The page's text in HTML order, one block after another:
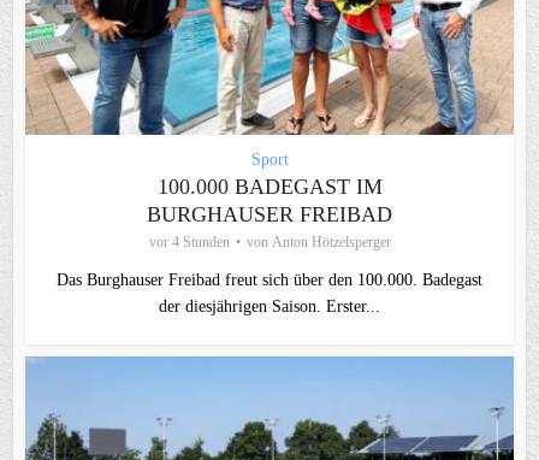
Sport
100.000 BADEGAST IM
BURGHAUSER FREIBAD
vor 4 Stunden von Anton Hötzelsperger
Das Burghauser Freibad freut sich über den 100.000. Badegast
der diesjährigen Saison. Erster...